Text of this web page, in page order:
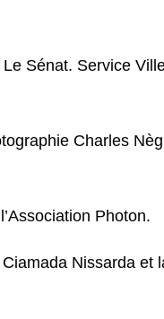
Sénat. Service Ville
Charles
Photon.
Nissarda et